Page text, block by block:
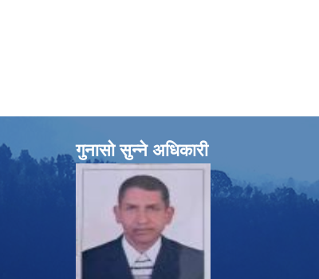
गुनासो सुन्ने अधिकारी